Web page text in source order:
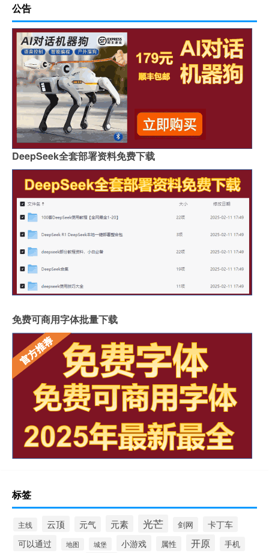
公告
DeepSeek全套部署资料免费下载
免费可商用字体批量下载
标签
主线 云顶 元气 元素 光芒 剑网 卡丁车
可以通过 地图 城堡 小游戏 属性 开原 手机